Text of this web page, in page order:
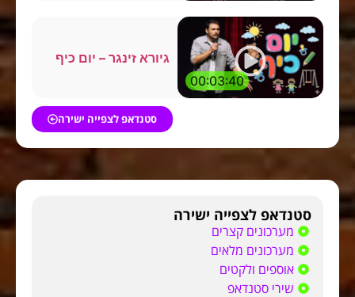
00:03:40
גיורא זינגר – יום כיף
סטנדאפ לצפייה ישירה
סטנדאפ לצפייה ישירה
מערכונים קצרים
מערכונים מלאים
אוספים ולקטים
שירי סטנדאפ